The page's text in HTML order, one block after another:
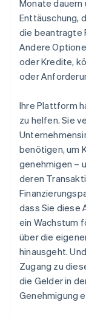
Monate
Enttäuschung,
die beantragte
Andere
oder Kredite,
oder
Ihre Plattform
zu helfen. Sie
benötigen, um
genehmigen –
deren
dass Sie diese
ein Wachstum
über die
hinausgeht.
Zugang zu
die Gelder in
Genehmigung